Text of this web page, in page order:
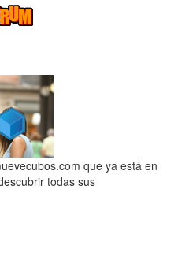
que ya está en
todas sus